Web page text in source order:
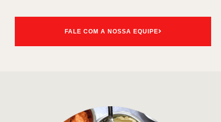
FALE COM A NOSSA EQUIPE